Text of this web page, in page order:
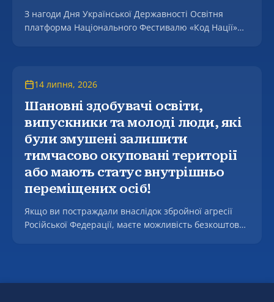
З нагоди Дня Української Державності Освітня
платформа Національного Фестивалю «Код Нації»
14 липня, 2026
Шановні здобувачі освіти,
випускники та молоді люди, які
були змушені залишити
тимчасово окуповані території
або мають статус внутрішньо
переміщених осіб!
Якщо ви постраждали внаслідок збройної агресії
Російської Федерації, маєте можливість безкоштовно